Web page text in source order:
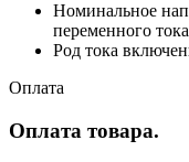
Номинальное
переменного
Род тока
Оплата
Оплата товара.